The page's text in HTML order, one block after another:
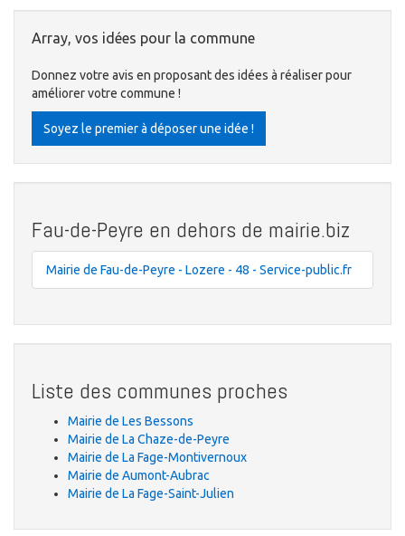
Array, vos idées pour la commune
Donnez votre avis en proposant des idées à réaliser pour
améliorer votre commune !
Soyez le premier à déposer une idée !
Fau-de-Peyre en dehors de mairie.biz
Mairie de Fau-de-Peyre - Lozere - 48 - Service-public.fr
Liste des communes proches
Mairie de Les Bessons
Mairie de La Chaze-de-Peyre
Mairie de La Fage-Montivernoux
Mairie de Aumont-Aubrac
Mairie de La Fage-Saint-Julien